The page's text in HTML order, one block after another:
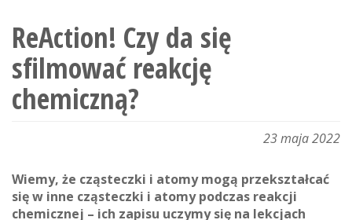
ReAction! Czy da się
sfilmować reakcję
chemiczną?
23 maja 2022
Wiemy, że cząsteczki i atomy mogą przekształcać
się w inne cząsteczki i atomy podczas reakcji
chemicznej – ich zapisu uczymy się na lekcjach